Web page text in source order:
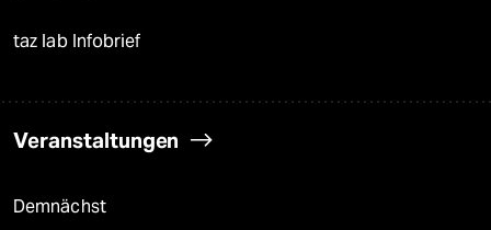
taz lab Infobrief
Veranstaltungen
Demnächst